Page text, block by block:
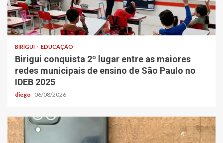
BIRIGUI EDUCAÇÃO
Birigui conquista 2º lugar entre as maiores
redes municipais de ensino de São Paulo no
IDEB 2025
diego 06/08/2026